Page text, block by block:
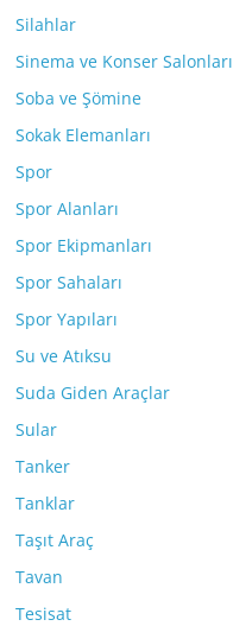
Silahlar
Sinema ve Konser Salonları
Soba ve Şömine
Sokak Elemanları
Spor
Spor Alanları
Spor Ekipmanları
Spor Sahaları
Spor Yapıları
Su ve Atıksu
Suda Giden Araçlar
Sular
Tanker
Tanklar
Taşıt Araç
Tavan
Tesisat